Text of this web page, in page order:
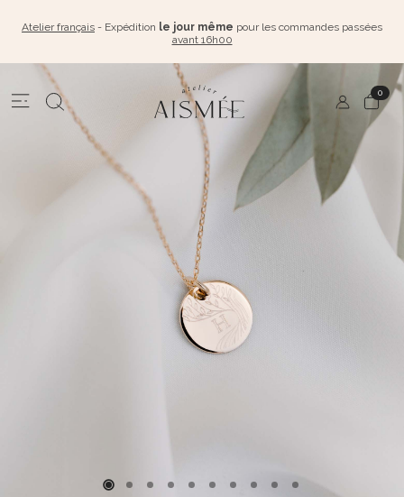
Atelier français - Expédition le jour même pour les commandes passées
avant 16h00
0